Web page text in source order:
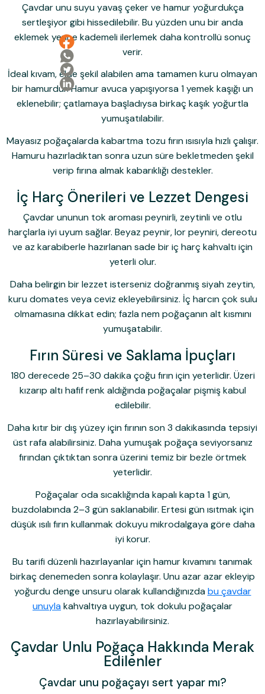
Çavdar unu suyu yavaş çeker ve hamur yoğurdukça
sertleşiyor gibi hissedilebilir. Bu yüzden unu bir anda
eklemek yerine kademeli ilerlemek daha kontrollü sonuç
verir.
İdeal kıvam, elde şekil alabilen ama tamamen kuru olmayan
bir hamurdur. Hamur avuca yapışıyorsa 1 yemek kaşığı un
eklenebilir; çatlamaya başladıysa birkaç kaşık yoğurtla
yumuşatılabilir.
Mayasız poğaçalarda kabartma tozu fırın ısısıyla hızlı çalışır.
Hamuru hazırladıktan sonra uzun süre bekletmeden şekil
verip fırına almak kabarıklığı destekler.
İç Harç Önerileri ve Lezzet Dengesi
Çavdar ununun tok aroması peynirli, zeytinli ve otlu
harçlarla iyi uyum sağlar. Beyaz peynir, lor peyniri, dereotu
ve az karabiberle hazırlanan sade bir iç harç kahvaltı için
yeterli olur.
Daha belirgin bir lezzet isterseniz doğranmış siyah zeytin,
kuru domates veya ceviz ekleyebilirsiniz. İç harcın çok sulu
olmamasına dikkat edin; fazla nem poğaçanın alt kısmını
yumuşatabilir.
Fırın Süresi ve Saklama İpuçları
180 derecede 25–30 dakika çoğu fırın için yeterlidir. Üzeri
kızarıp altı hafif renk aldığında poğaçalar pişmiş kabul
edilebilir.
Daha kıtır bir dış yüzey için fırının son 3 dakikasında tepsiyi
üst rafa alabilirsiniz. Daha yumuşak poğaça seviyorsanız
fırından çıktıktan sonra üzerini temiz bir bezle örtmek
yeterlidir.
Poğaçalar oda sıcaklığında kapalı kapta 1 gün,
buzdolabında 2–3 gün saklanabilir. Ertesi gün ısıtmak için
düşük ısılı fırın kullanmak dokuyu mikrodalgaya göre daha
iyi korur.
Bu tarifi düzenli hazırlayanlar için hamur kıvamını tanımak
birkaç denemeden sonra kolaylaşır. Unu azar azar ekleyip
yoğurdu denge unsuru olarak kullandığınızdabu çavdar
unuylakahvaltıya uygun, tok dokulu poğaçalar
hazırlayabilirsiniz.
Çavdar Unlu Poğaça Hakkında Merak
Edilenler
Çavdar unu poğaçayı sert yapar mı?